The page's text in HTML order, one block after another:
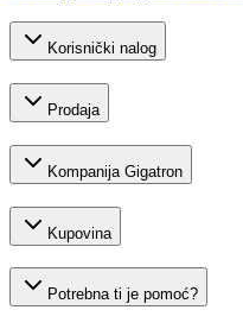
Korisnički nalog
Prodaja
Kompanija Gigatron
Kupovina
Potrebna ti je pomoć?